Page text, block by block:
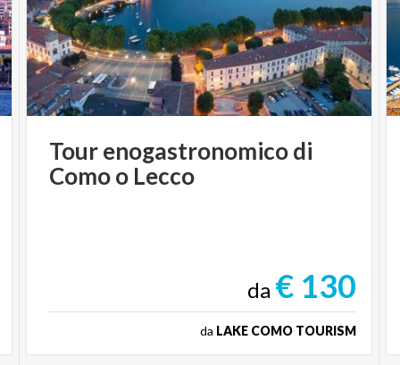
Tourenogastronomicodi
Comoo Lecco
da € 130
da LAKE COMO TOURISM